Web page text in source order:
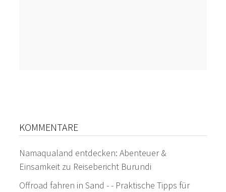
KOMMENTARE
Namaqualand entdecken: Abenteuer &
Einsamkeit zu Reisebericht Burundi
Offroad fahren in Sand - - Praktische Tipps für